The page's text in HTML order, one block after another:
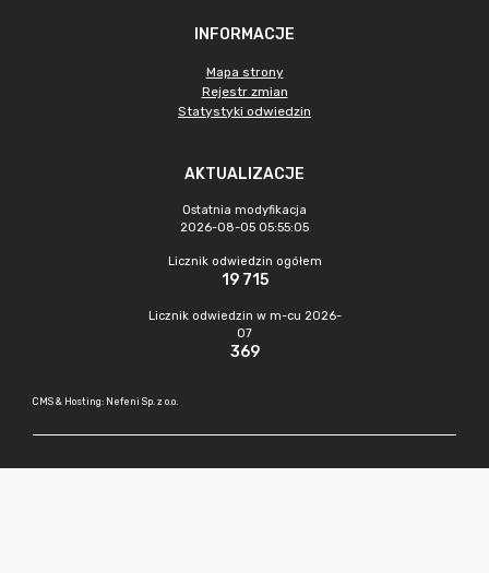
INFORMACJE
Mapa strony
Rejestr zmian
Statystyki odwiedzin
AKTUALIZACJE
Ostatnia modyfikacja
2026-08-05 05:55:05
Licznik odwiedzin ogółem
19 715
Licznik odwiedzin w m-cu 2026-
07
369
CMS & Hosting: Nefeni Sp. z o.o.